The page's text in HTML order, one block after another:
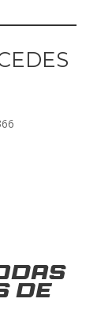
de